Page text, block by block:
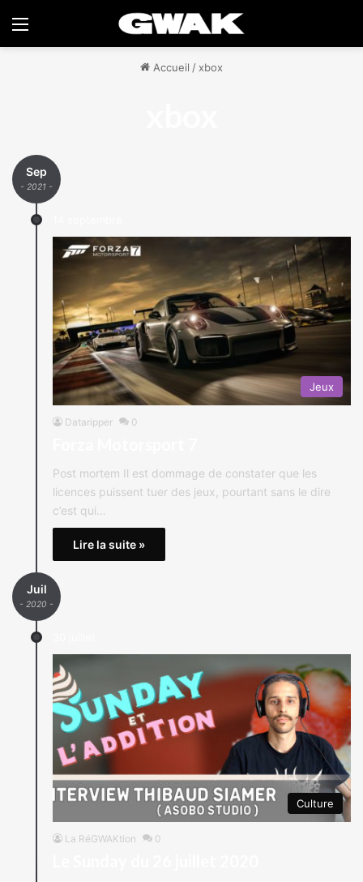
Menu
Accueil / xbox
Sep
- 2021 -
Jeux
Dataripper 0
Post mortem Il est dommage de constater que les
licences puissent tuer des jeux, pourtant sans le dire
c’est qui…
Lire la suite »
Juil
- 2020 -
Culture
La RéGWAKtion 0